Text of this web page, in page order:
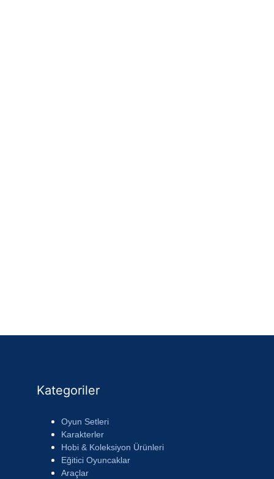
Kategoriler
Oyun Setleri
Karakterler
Hobi & Koleksiyon Ürünleri
Eğitici Oyuncaklar
Araçlar